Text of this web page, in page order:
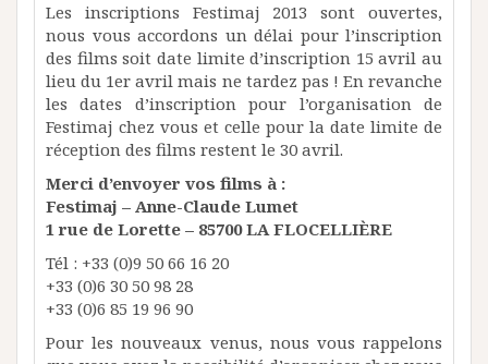
Les inscriptions Festimaj 2013 sont ouvertes,
nous vous accordons un délai pour l’inscription
des films soit date limite d’inscription 15 avril au
lieu du 1er avril mais ne tardez pas ! En revanche
les dates d’inscription pour l’organisation de
Festimaj chez vous et celle pour la date limite de
réception des films restent le 30 avril.
Merci d’envoyer vos films à :
Festimaj – Anne-Claude Lumet
1 rue de Lorette – 85700 LA FLOCELLIÈRE
Tél : +33 (0)9 50 66 16 20
+33 (0)6 30 50 98 28
+33 (0)6 85 19 96 90
Pour les nouveaux venus, nous vous rappelons